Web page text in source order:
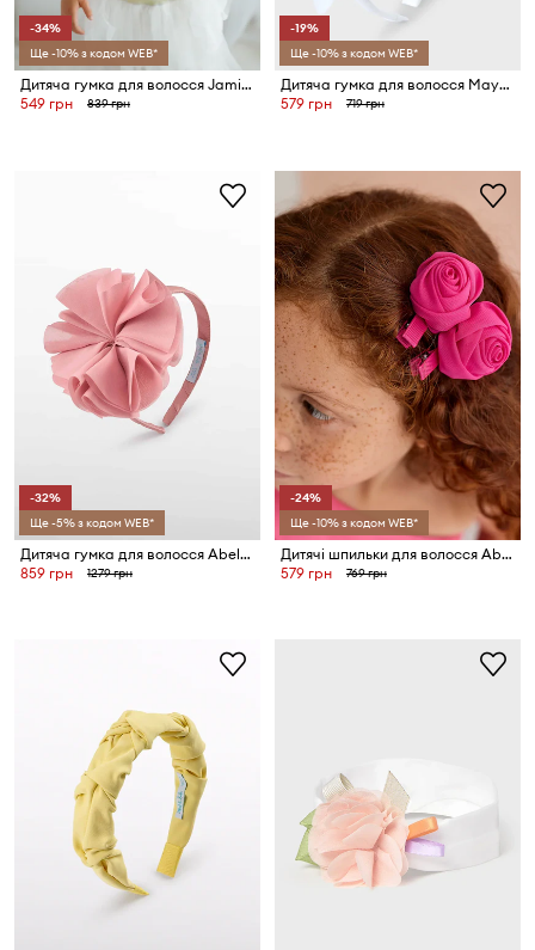
-34%
Ще -10% з кодом WEB*
Дитяча гумка для волосся Jamiks CELINE
549 грн
839 грн
-19%
Ще -10% з кодом WEB*
Дитяча гумка для волосся Mayoral
579 грн
719 грн
-32%
Ще -5% з кодом WEB*
Дитяча гумка для волосся Abel&Lula
859 грн
1279 грн
-24%
Ще -10% з кодом WEB*
Дитячі шпильки для волосся Abel&Lula 2-pack
579 грн
769 грн